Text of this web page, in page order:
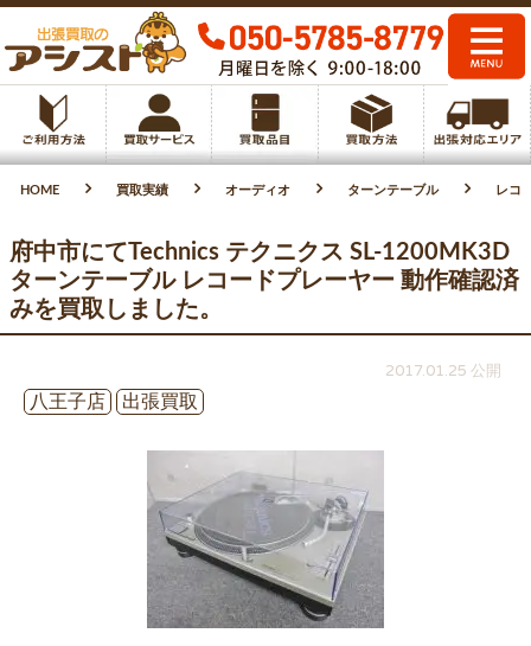
HOME 買取実績 オーディオ ターンテーブル レコ
府中市にてTechnics テクニクス SL-1200MK3D
ターンテーブル レコードプレーヤー 動作確認済
みを買取しました。
2017.01.25 公開
八王子店
出張買取